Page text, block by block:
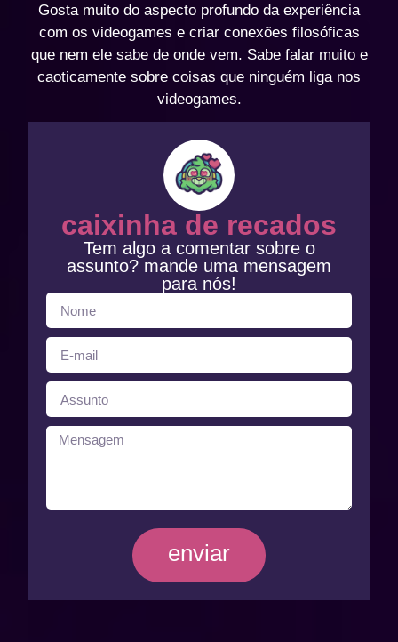
Gosta muito do aspecto profundo da experiência
com os videogames e criar conexões filosóficas
que nem ele sabe de onde vem. Sabe falar muito e
caoticamente sobre coisas que ninguém liga nos
videogames.
caixinha de recados
Tem algo a comentar sobre o
assunto? mande uma mensagem
para nós!
enviar